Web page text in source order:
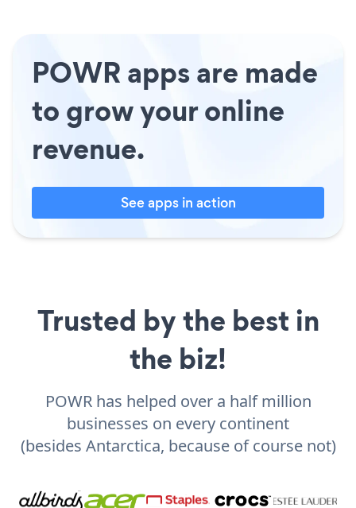
POWR apps are made
to grow your online
revenue.
See apps in action
Trusted by the best in
the biz!
POWR has helped over a half million
businesses on every continent
(besides Antarctica, because of course not)